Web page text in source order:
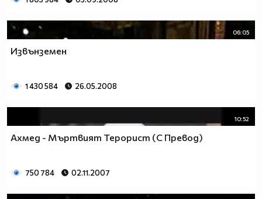
06:05
Извънземен
1 430 584 26.05.2008
10:52
Ахмед - Мъртвият Терорист (С Превод)
750 784 02.11.2007